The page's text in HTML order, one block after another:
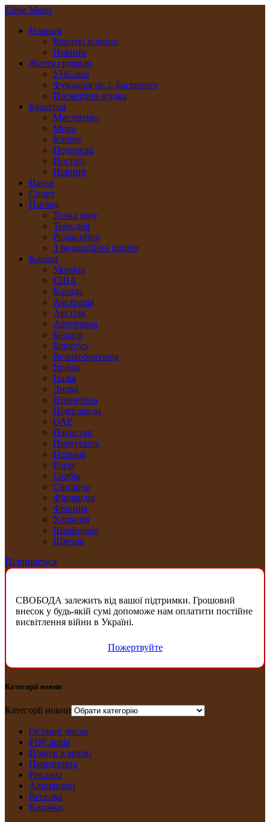
Close Menu
Новини
Короткі новини
Новини
Життя громади
УНСоюз
Фундація ім. І. Багряного
Посмертна згадка
Культура
Мистецтво
Мова
Історія
Подорожі
Постаті
Новини
Наука
Спорт
Погляд
Точка зору
Тема дня
Редакційна
З редакційної пошти
Країни
Україна
США
Канада
Австралія
Австрія
Арґентина
Бельгія
Білорусь
Великобританія
Ізраїль
Італія
Литва
Німеччина
Нідерлянди
ОАЕ
Пакистан
Португалія
Польща
Росія
Сербія
Сінґапур
Фінляндія
Франція
Хорватія
Швайцарія
Швеція
Підпишіться
СВОБОДА залежить від вашої підтримки. Грошовий
внесок у будь-якій сумі допоможе нам оплатити постійне
висвітлення війни в Україні.
Пожертвуйте
Категорії новин
Категорії новин
Останні числа
PDF архів
Пошук в архіві
Передплата
Рекляма
Альманахи
Веселка
Книжки